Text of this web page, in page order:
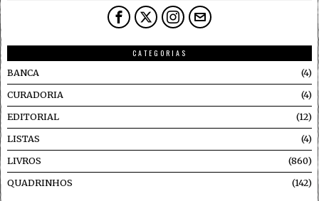
CATEGORIAS
BANCA
4
CURADORIA 4
EDITORIAL 12
LISTAS 4
LIVROS 860
QUADRINHOS 142